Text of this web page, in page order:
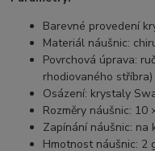
Barevné provedení
Materiál náušnic:
Povrchová úprava:
rhodiovaného stříbra)
Osázení: krystaly
Rozměry náušnic: 10
Zapínání náušnic: na
Hmotnost náušnic: 2